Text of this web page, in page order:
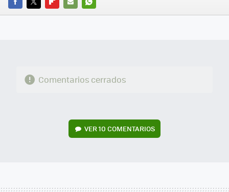
FACEBOOK
TWITTERFLIPBOARD
E-
WHATSAPP
Comentarios cerrados
VER10 COMENTARIOS